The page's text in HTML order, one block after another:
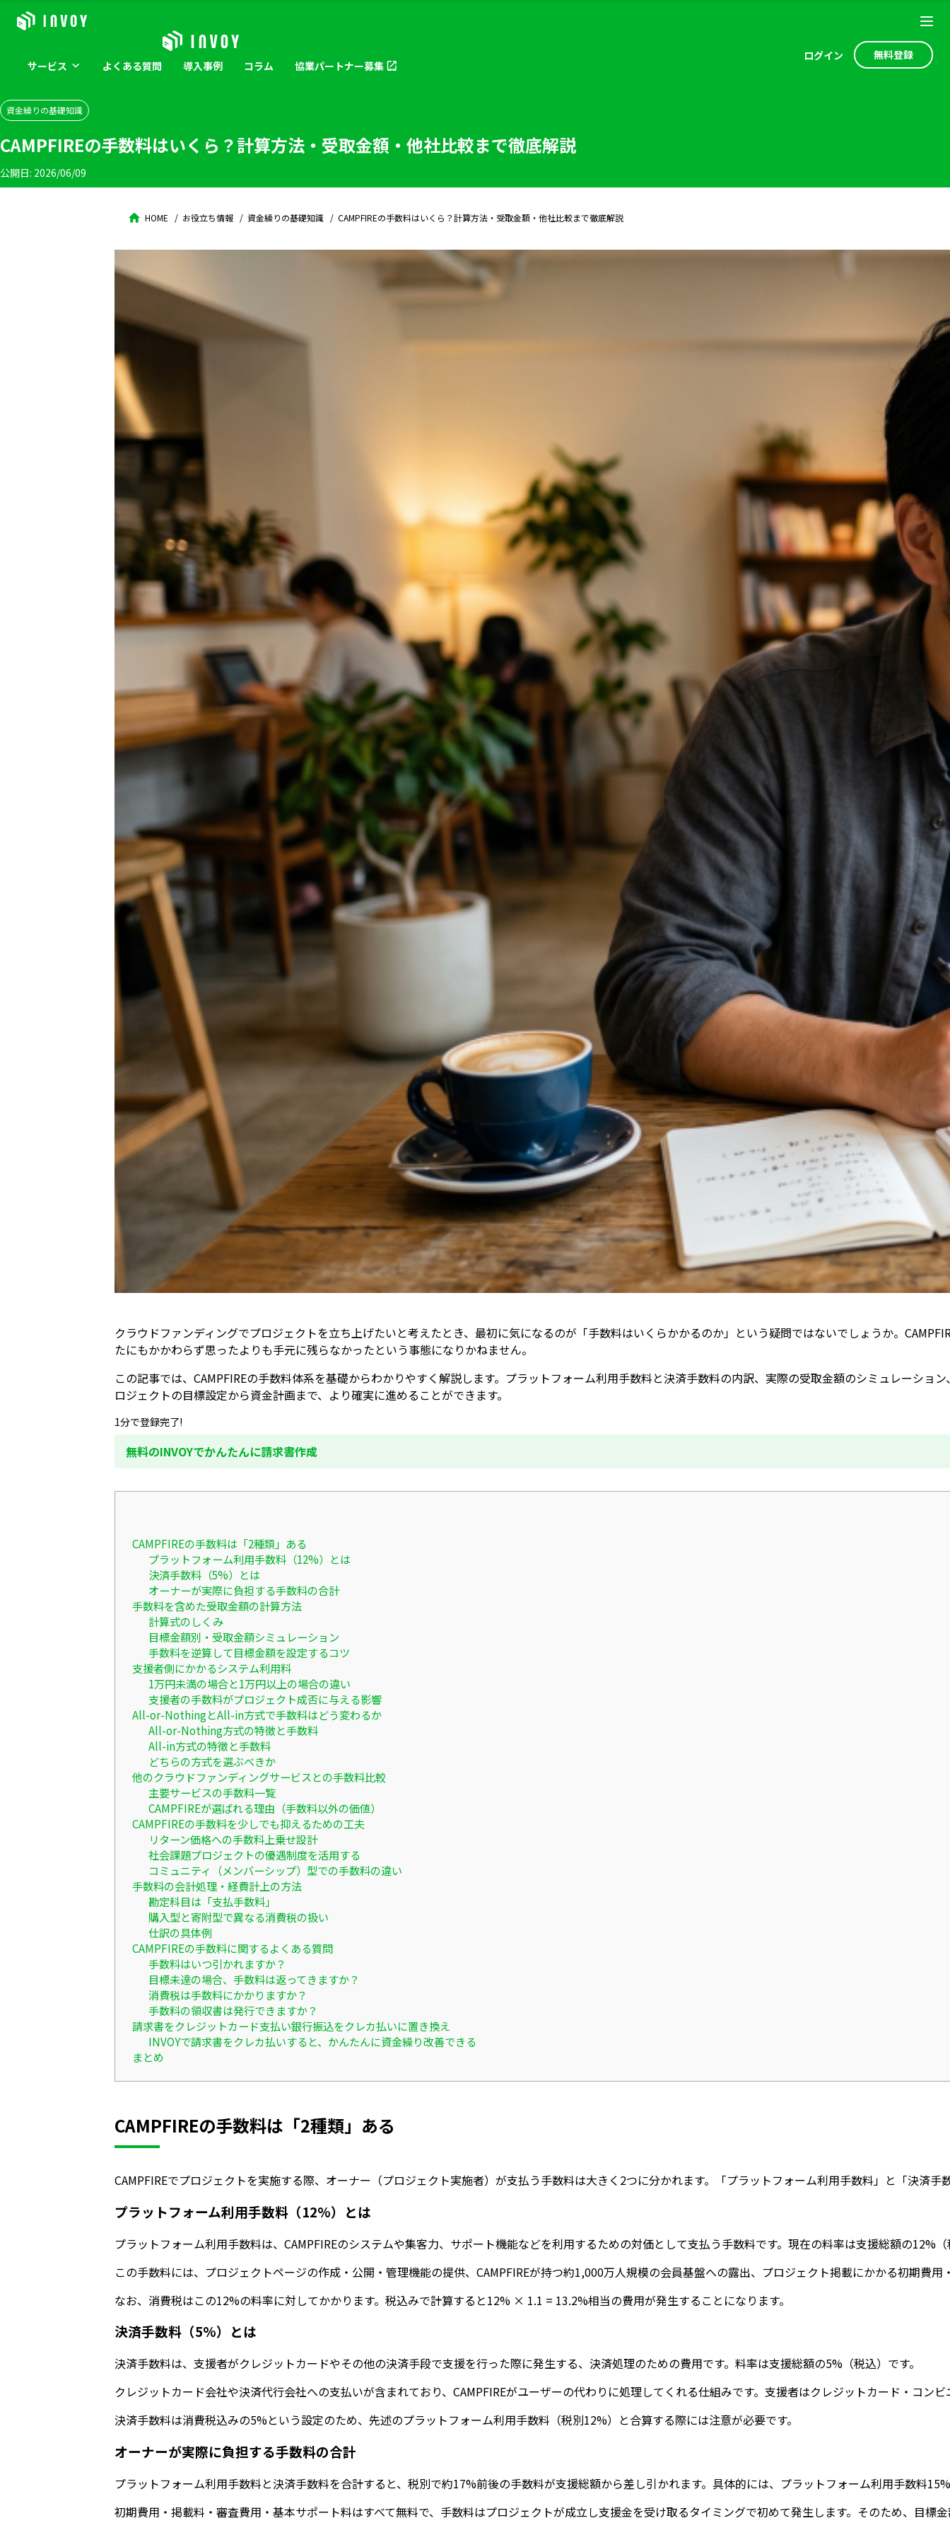
サービス よくある質問 導入事例 コラム 協業パートナー募集
ログイン 無料登録
資金繰りの基礎知識
CAMPFIREの手数料はいくら？計算方法・受取金額・他社比較まで徹底解説
公開日: 2026/06/09
HOME お役立ち情報 資金繰りの基礎知識 CAMPFIREの手数料はいくら？計算方法・受取金額・他社比較まで徹底解説
クラウドファンディングでプロジェクトを立ち上げたいと考えたとき、最初に気になるのが「手数料はいくらかかるのか」という疑問ではないでしょうか。
たにもかかわらず思ったよりも手元に残らなかったという事態になりかねません。
この記事では、CAMPFIREの手数料体系を基礎からわかりやすく解説します。プラットフォーム利用手数料と決済手数料の内訳、実際の受取金額のシミュレーシ
ロジェクトの目標設定から資金計画まで、より確実に進めることができます。
1分で登録完了!
無料のINVOYでかんたんに請求書作成
CAMPFIREの手数料は「2種類」ある
プラットフォーム利用手数料（12%）とは
決済手数料（5%）とは
オーナーが実際に負担する手数料の合計
手数料を含めた受取金額の計算方法
計算式のしくみ
目標金額別・受取金額シミュレーション
手数料を逆算して目標金額を設定するコツ
支援者側にかかるシステム利用料
1万円未満の場合と1万円以上の場合の違い
支援者の手数料がプロジェクト成否に与える影響
All-or-NothingとAll-in方式で手数料はどう変わるか
All-or-Nothing方式の特徴と手数料
All-in方式の特徴と手数料
どちらの方式を選ぶべきか
他のクラウドファンディングサービスとの手数料比較
主要サービスの手数料一覧
CAMPFIREが選ばれる理由（手数料以外の価値）
CAMPFIREの手数料を少しでも抑えるための工夫
リターン価格への手数料上乗せ設計
社会課題プロジェクトの優遇制度を活用する
コミュニティ（メンバーシップ）型での手数料の違い
手数料の会計処理・経費計上の方法
勘定科目は「支払手数料」
購入型と寄附型で異なる消費税の扱い
仕訳の具体例
CAMPFIREの手数料に関するよくある質問
手数料はいつ引かれますか？
目標未達の場合、手数料は返ってきますか？
消費税は手数料にかかりますか？
手数料の領収書は発行できますか？
請求書をクレジットカード支払い銀行振込をクレカ払いに置き換え
INVOYで請求書をクレカ払いすると、かんたんに資金繰り改善できる
まとめ
CAMPFIREの手数料は「2種類」ある
CAMPFIREでプロジェクトを実施する際、オーナー（プロジェクト実施者）が支払う手数料は大きく2つに分かれます。「プラットフォーム利用手数料」と「決
プラットフォーム利用手数料（12%）とは
プラットフォーム利用手数料は、CAMPFIREのシステムや集客力、サポート機能などを利用するための対価として支払う手数料です。現在の料率は支援総額の12%
この手数料には、プロジェクトページの作成・公開・管理機能の提供、CAMPFIREが持つ約1,000万人規模の会員基盤への露出、プロジェクト掲載にかかる初期
なお、消費税はこの12%の料率に対してかかります。税込みで計算すると12% × 1.1 = 13.2%相当の費用が発生することになります。
決済手数料（5%）とは
決済手数料は、支援者がクレジットカードやその他の決済手段で支援を行った際に発生する、決済処理のための費用です。料率は支援総額の5%（税込）です。
クレジットカード会社や決済代行会社への支払いが含まれており、CAMPFIREがユーザーの代わりに処理してくれる仕組みです。支援者はクレジットカード・コ
決済手数料は消費税込みの5%という設定のため、先述のプラットフォーム利用手数料（税別12%）と合算する際には注意が必要です。
オーナーが実際に負担する手数料の合計
プラットフォーム利用手数料と決済手数料を合計すると、税別で約17%前後の手数料が支援総額から差し引かれます。具体的には、プラットフォーム利用手数料
初期費用・掲載料・審査費用・基本サポート料はすべて無料で、手数料はプロジェクトが成立し支援金を受け取るタイミングで初めて発生します。そのため、目